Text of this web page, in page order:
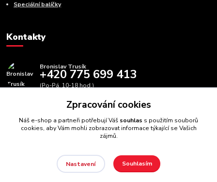
Speciální balíčky
Kontakty
Bronislav Trusík
+420 775 699 413
(Po-Pá, 10-18 hod.)
info@bbfitness.cz
BBfintess.cz -Fitness doplňky a zdravá výživa//Webdesign
Zpracování cookies
Náš e-shop a partneři potřebují Váš souhlas s použitím souborů
cookies, aby Vám mohli zobrazovat informace týkající se Vašich
zájmů.
Nastavení Souhlasím